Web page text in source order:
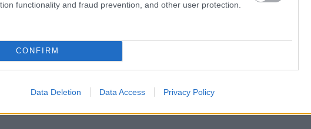
functionality and fraud prevention, and other user protection.
CONFIRM
Data Deletion Data Access Privacy Policy